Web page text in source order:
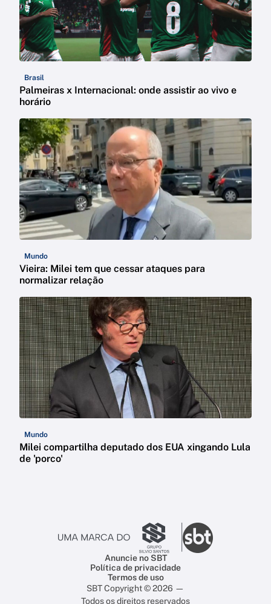
Brasil
Palmeiras x Internacional: onde assistir ao vivo e
horário
Mundo
Vieira: Milei tem que cessar ataques para
normalizar relação
Mundo
Milei compartilha deputado dos EUA xingando Lula
de 'porco'
Anuncie no SBT
Política de privacidade
Termos de uso
SBT Copyright © 2026 —
Todos os direitos reservados